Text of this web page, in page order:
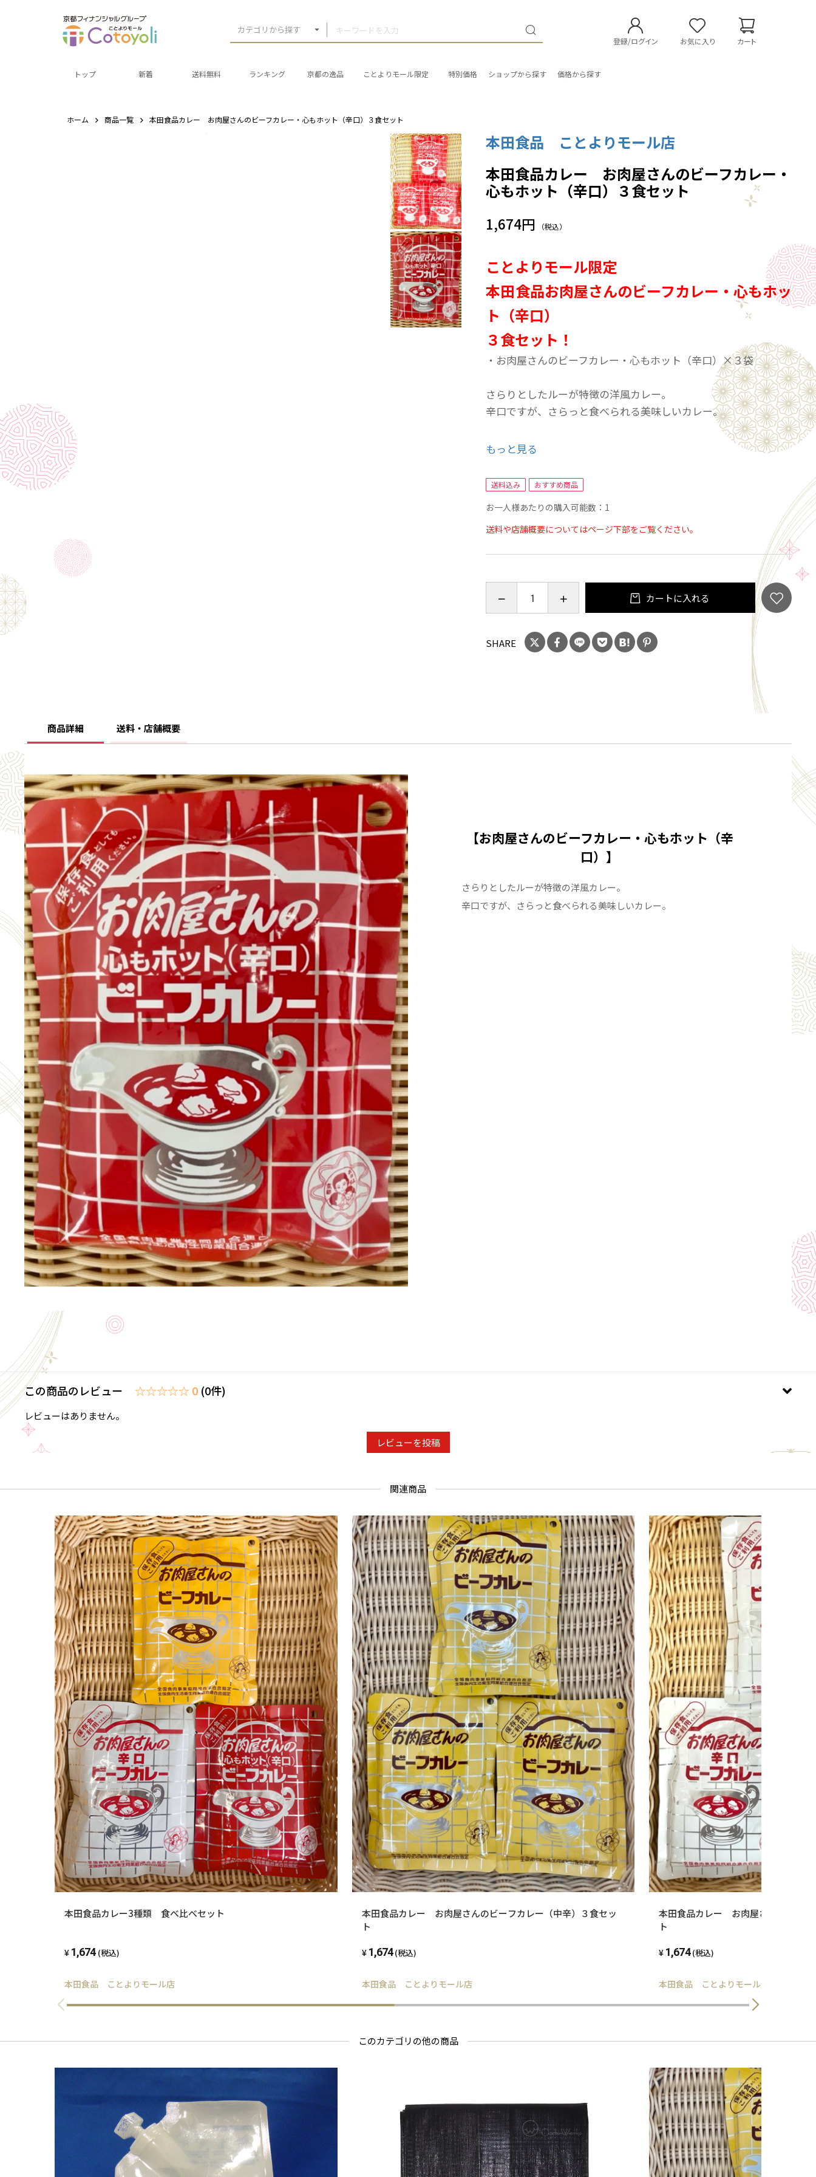
カテゴリから探す
登録/ログイン お気に入り カート
トップ 新着 送料無料 ランキング 京都の逸品 ことよりモール限定 特別価格 ショップから探す 価格から探す
ホーム 商品一覧 本田食品カレー お肉屋さんのビーフカレー・心もホット（辛口）３食セット
本田食品 ことよりモール店
本田食品カレー お肉屋さんのビーフカレー・
心もホット（辛口）３食セット
1,674円 （税込）
ことよりモール限定
本田食品お肉屋さんのビーフカレー・心もホッ
ト（辛口）
３食セット！
・お肉屋さんのビーフカレー・心もホット（辛口）×３袋
さらりとしたルーが特徴の洋風カレー。
辛口ですが、さらっと食べられる美味しいカレー。
【お肉屋さんのビーフカレー・心もホット（辛口）】
■原材料名：野菜（たまねぎ、ばれいしょ、にんじん）、牛肉
（オーストラリア）、小麦粉、ラード、ウスターソース、カレー
粉、砂糖、チャツネ、りんごピューレ、食塩、でん粉、生クリー
ム、トマトペースト、調製食用脂（バター、植物油脂）、ビーフ
エキス、しょうゆ、香辛料、酵母エキス／調味料（アミノ酸
等）、カラメル色素、（一部に小麦・乳成分・牛肉・大豆・バナ
ナ・りんごを含む）
■殺菌方法：気密性容器に密封し、加圧加熱殺菌
■内容量：180g
■保存方法：直射日光を避け、常温で保存してください。
■賞味期限：パッケージに記載 製造日より２年
エネルギー:218kcal たんぱく質:4.3g 脂質:15.1g 炭水化
もっと見る
送料込み おすすめ商品
お一人様あたりの購入可能数：1
送料や店舗概要についてはページ下部をご覧ください。
カートに入れる
SHARE
商品詳細 送料・店舗概要
【お肉屋さんのビーフカレー・心もホット（辛
口）】
さらりとしたルーが特徴の洋風カレー。
辛口ですが、さらっと食べられる美味しいカレー。
この商品のレビュー ☆☆☆☆☆ 0 (0件)
レビューはありません。
レビューを投稿
関連商品
本田食品カレー3種類 食べ比べセット
1,674 (税込)
本田食品 ことよりモール店
本田食品カレー お肉屋さんのビーフカレー（中辛）３食セッ
ト
1,674 (税込)
本田食品 ことよりモール店
本田食品カレー お肉屋さんのビーフ
ト
1,674 (税込)
本田食品 ことよりモール店
このカテゴリの他の商品